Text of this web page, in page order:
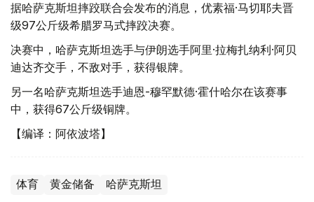
据哈萨克斯坦摔跤联合会发布的消息，优素福·马切耶夫晋
级97公斤级希腊罗马式摔跤决赛。
决赛中，哈萨克斯坦选手与伊朗选手阿里·拉梅扎纳利·阿贝
迪达齐交手，不敌对手，获得银牌。
另一名哈萨克斯坦选手迪恩-穆罕默德·霍什哈尔在该赛事
中，获得67公斤级铜牌。
【编译：阿依波塔】
体育 黄金储备 哈萨克斯坦